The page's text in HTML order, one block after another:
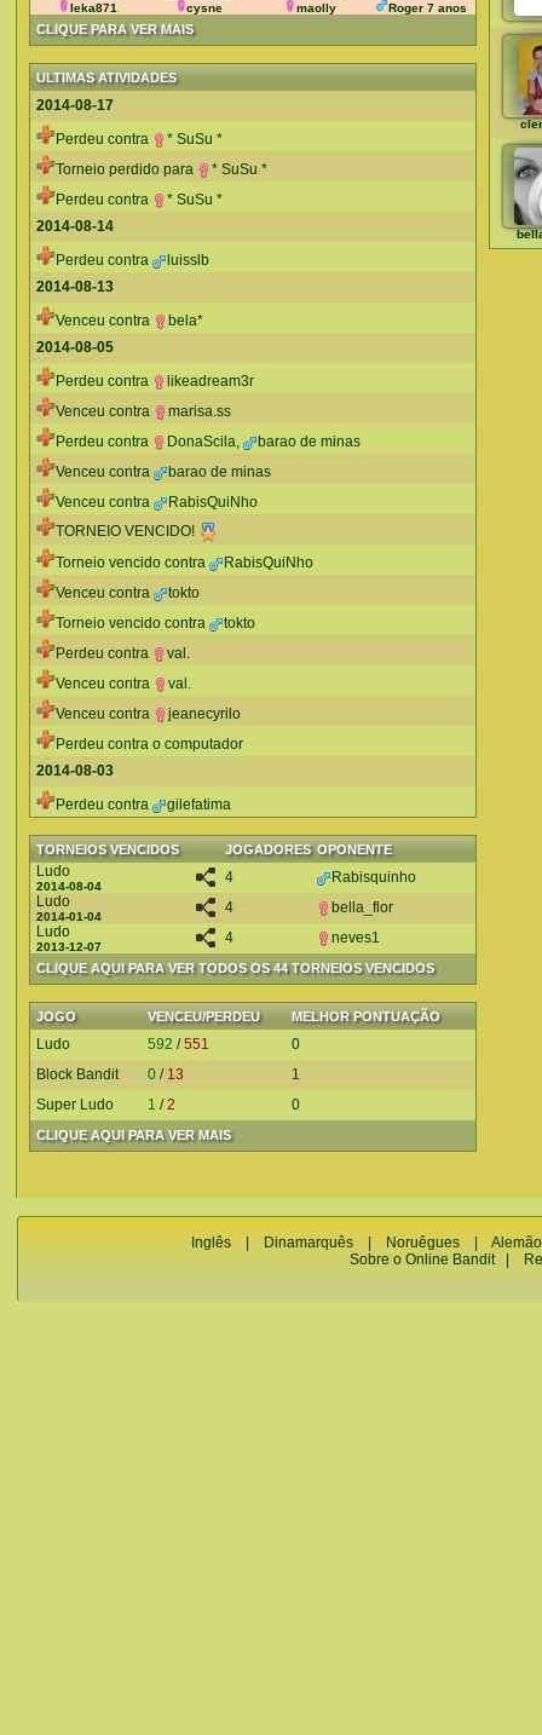
CLIQUE PARA VER MAIS
leka871 cysne maolly Roger 7 anos
ULTIMAS ATIVIDADES
2014-08-17
Perdeu contra
* SuSu *
Torneio perdido para
* SuSu *
Perdeu contra
* SuSu *
2014-08-14
Perdeu contra
luisslb
2014-08-13
Venceu contra
bela*
2014-08-05
Perdeu contra
likeadream3r
Venceu contra
marisa.ss
Perdeu contra
DonaScila,
barao de minas
Venceu contra
barao de minas
Venceu contra
RabisQuiNho
TORNEIO VENCIDO!
Torneio vencido contra
RabisQuiNho
Venceu contra
tokto
Torneio vencido contra
tokto
Perdeu contra
val.
Venceu contra
val.
Venceu contra
jeanecyrilo
Perdeu contra o computador
2014-08-03
Perdeu contra
gilefatima
TORNEIOS VENCIDOS JOGADORES OPONENTE
CLIQUE AQUI PARA VER TODOS OS 44 TORNEIOS VENCIDOS
Ludo
2014-08-04
4
Rabisquinho
Ludo
2014-01-04
4
bella_flor
Ludo
2013-12-07
4 neves1
JOGO VENCEU/PERDEU MELHOR PONTUAÇÃO
CLIQUE AQUI PARA VER MAIS
Ludo 592 /551
0
Block Bandit
0 / 13
1
Super Ludo
1 /2 0
Inglês Dinamarquês Noruêgues
Alemão
Sobre o Online Bandit|